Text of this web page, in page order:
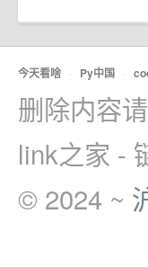
今天看啥 · Py中国 ·
删除内容
link之家 -
© 2024 ~